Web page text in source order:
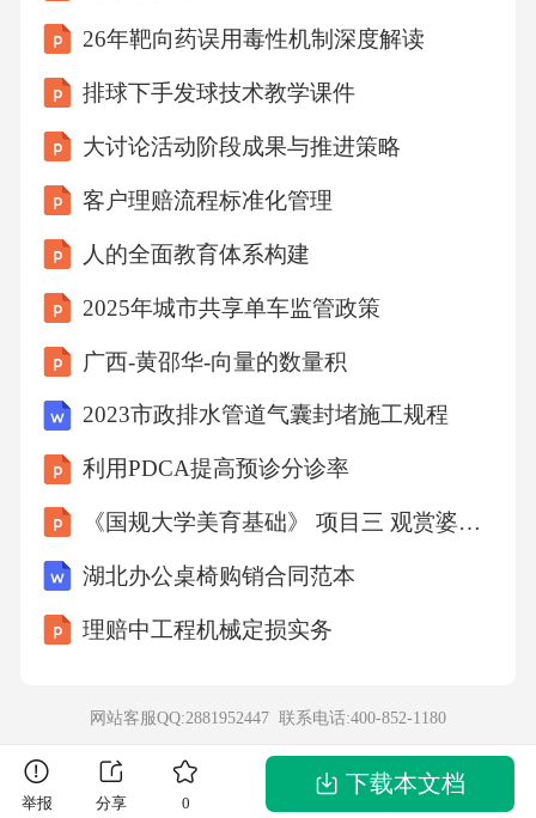
比如控制稳定的糖尿病高血压，可在监测血糖
不能因噎废食。1用药前的规范评估1.2完善用药
前基线评估确定需要用药后，要常规完善基线
评估：包括血糖、血压、电解质、肝肾功能、
感染相关指标（结核菌素试验、乙肝病毒定量
等），长期用药的患者还要加做骨密度、胸片
排查基础疾病风险。去年我管过一例初发系统
性红斑狼疮的患者，用药前常规筛查发现潜伏
性结核感染，我们提前给了预防性抗结核治
发，如果当时忽略了这个筛查，后果不堪设
想。2个体化剂量与疗程方案制定根据不同的治
疗目的，我们选择不同的剂量疗程方案，核心
原则是：能局部用不全身用，能小剂量不大剂
般选择氢化可的松，清晨起床后口服20mg，下
26年靶向药误用毒性机制深度解读
排球下手发球技术教学课件
大讨论活动阶段成果与推进策略
客户理赔流程标准化管理
人的全面教育体系构建
2025年城市共享单车监管政策
广西-黄邵华-向量的数量积
2023市政排水管道气囊封堵施工规程
利用PDCA提高预诊分诊率
《国规大学美育基础》 项目三 观赏婆娑舞姿-舞蹈之美
湖北办公桌椅购销合同范本
理赔中工程机械定损实务
网站客服QQ:2881952447 联系电话:400-852-1180
举报 分享 0
下载本文档